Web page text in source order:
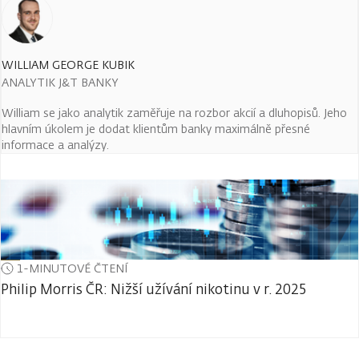
WILLIAM GEORGE KUBIK
ANALYTIK J&T BANKY
William se jako analytik zaměřuje na rozbor akcií a dluhopisů. Jeho
hlavním úkolem je dodat klientům banky maximálně přesné
informace a analýzy.
1-MINUTOVÉ ČTENÍ
Philip Morris ČR: Nižší užívání nikotinu v r. 2025